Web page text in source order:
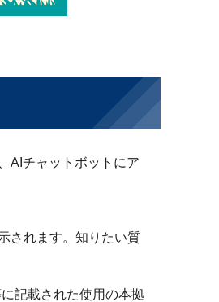
AIチャットボットにア
されます。知りたい質
記載された使用の本拠